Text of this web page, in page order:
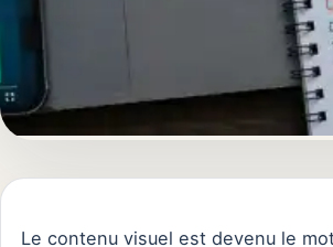
Le contenu visuel est devenu le